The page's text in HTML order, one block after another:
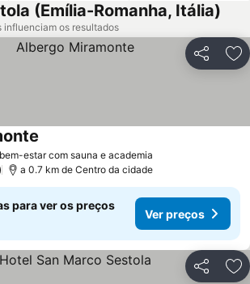
(Emília-Romanha, Itália)
influenciam os resultados
Partilhar
estar com sauna e academia
a 0.7 km de Centro da cidade
para ver os preços
Ver preços
Partilhar